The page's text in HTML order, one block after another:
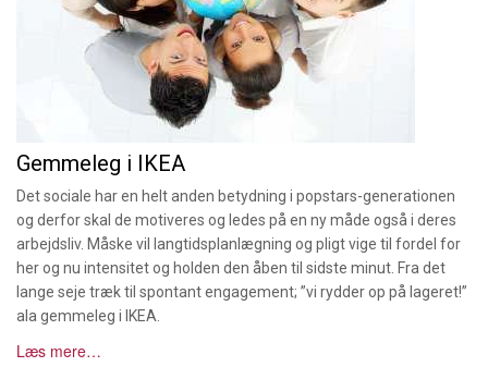
Gemmeleg i IKEA
Det sociale har en helt anden betydning i popstars-generationen
og derfor skal de motiveres og ledes på en ny måde også i deres
arbejdsliv. Måske vil langtidsplanlægning og pligt vige til fordel for
her og nu intensitet og holden den åben til sidste minut. Fra det
lange seje træk til spontant engagement; ”vi rydder op på lageret!”
ala gemmeleg i IKEA.
Læs mere…